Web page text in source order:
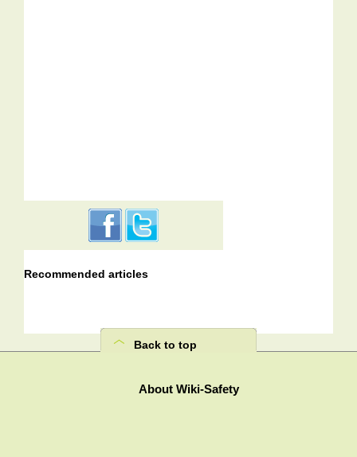
Recommended articles
Back to top
About Wiki-Safety